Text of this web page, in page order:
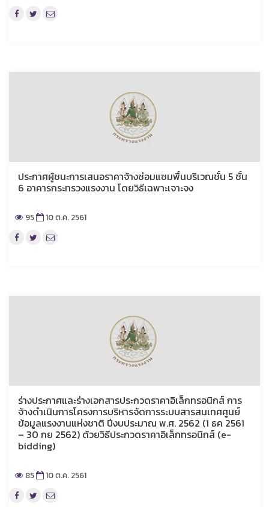
ประกาศผู้ชนะการเสนอราคาจ้างซ่อมแซมพื้นบริเวณชั้น 5 ชั้น
6 อาคารกระทรวงแรงงาน โดยวิธีเฉพาะเจาะจง
95 10 ต.ค. 2561
ร่างประกาศและร่างเอกสารประกวดราคาอิเล็กทรอนิกส์ การ
จ้างดำเนินการโครงการบริหารจัดการระบบสารสนเทศศูนย์
ข้อมูลแรงงานแห่งชาติ ปีงบประมาณ พ.ศ. 2562 (1 ธค 2561
– 30 กย 2562) ด้วยวิธีประกวดราคาอิเล็กทรอนิกส์ (e-
bidding)
85 10 ต.ค. 2561